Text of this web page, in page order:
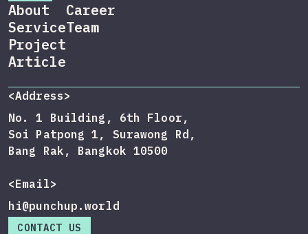
About
Service
Project
Article
Career
Team
<Address>
No. 1 Building, 6th Floor,
Soi Patpong 1, Surawong Rd,
Bang Rak, Bangkok 10500
<Email>
hi@punchup.world
CONTACT US